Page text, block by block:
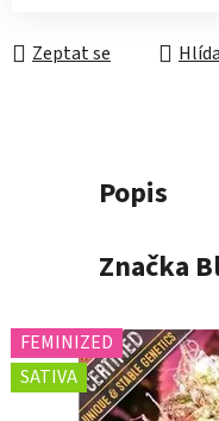
Zeptat se
Popis
Značka
FEMINIZED
SATIVA